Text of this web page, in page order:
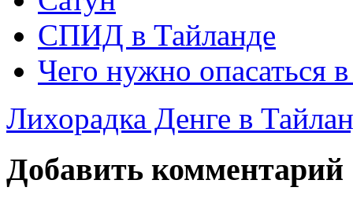
СПИД в Тайланде
Чего нужно опасаться
Лихорадка Денге в
Добавить комментарий